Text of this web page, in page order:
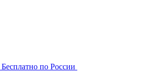
Бесплатно по России